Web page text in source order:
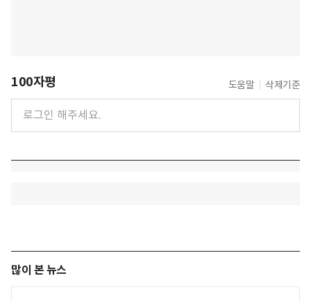
100자평 도움말 삭제기준
많이 본 뉴스